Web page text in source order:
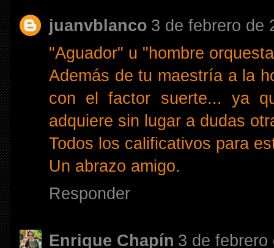
juanvblanco 3 de febrero de
"Aguador" u "hombre
Además de tu maestría a la
con el factor suerte... ya
adquiere sin lugar a dudas
Todos los calificativos para
Un abrazo amigo.
Responder
Enrique Chapín 3 de febrero